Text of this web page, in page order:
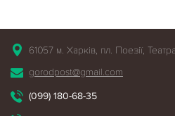
61057 м. Харків, пл. Поезії,
gorodpost@gmail.com
(099) 180-68-35